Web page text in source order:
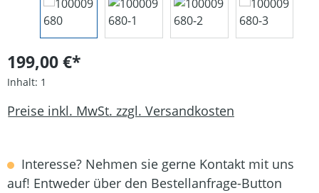
199,00 €*
Inhalt: 1
Preise inkl. MwSt. zzgl. Versandkosten
Interesse? Nehmen sie gerne Kontakt mit uns
auf! Entweder über den Bestellanfrage-Button